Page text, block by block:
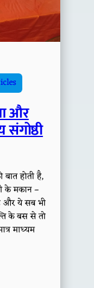
और
संगोष्ठी
होती है,
के मकान –
और ये सब भी
के बस से तो
माध्यम